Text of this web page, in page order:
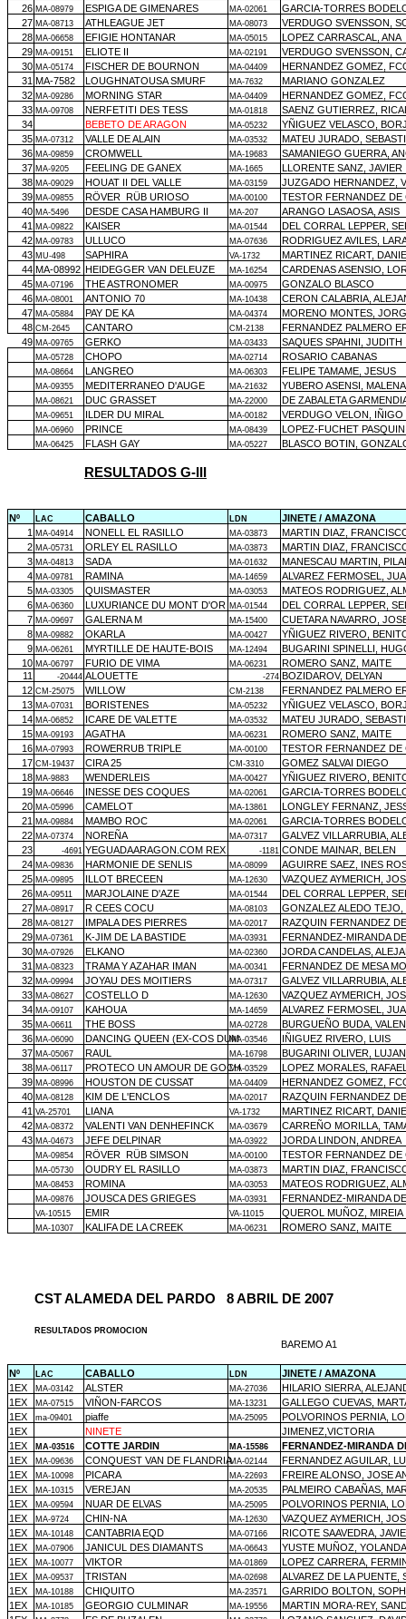
26 MA-08979 ESPIGA DE GIMENARES MA-02061
GARCIA-TORRES
27 MA-08713 ATHLEAGUE JET MA-08073
VERDUGO SVENSSON,
28 MA-06658 EFIGIE HONTANAR MA-05015
LOPEZ CARRASCAL, ANA
29 MA-09151 ELIOTE II MA-02191
VERDUGO SVENSSON,
30 MA-05174 FISCHER DE BOURNON MA-04409
HERNANDEZ GOMEZ,
31 MA-7582 LOUGHNATOUSA SMURF MA-7632
MARIANO GONZALEZ
32 MA-09286 MORNING STAR MA-04409
HERNANDEZ GOMEZ,
33 MA-09708 NERFETITI DES TESS MA-01818
SAENZ GUTIERREZ,
34
BEBETO DE ARAGON MA-05232
YÑIGUEZ VELASCO,
35 MA-07312 VALLE DE ALAIN MA-03532
MATEU JURADO,
36 MA-09859 CROMWELL MA-19683
SAMANIEGO GUERRA,
37 MA-9205 FEELING DE GANEX MA-1665
LLORENTE SANZ, JAVIER
38 MA-09029 HOUAT II DEL VALLE MA-03159
JUZGADO HERNANDEZ,
39 MA-09855 RÖVER RÜB URIOSO MA-00100
TESTOR FERNANDEZ DE
40 MA-5496 DESDE CASA HAMBURG II MA-207
ARANGO LASAOSA, ASIS
41 MA-09822 KAISER MA-01544
DEL CORRAL LEPPER,
42 MA-09783 ULLUCO MA-07636
RODRIGUEZ AVILES,
43 MU-498 SAPHIRA VA-1732
MARTINEZ RICART,
44 MA-08992 HEIDEGGER VAN DELEUZE MA-16254
CARDENAS ASENSIO,
45 MA-07196 THE ASTRONOMER MA-00975
GONZALO BLASCO
46 MA-08001 ANTONIO 70 MA-10438
CERON CALABRIA,
47 MA-05884 PAY DE KA MA-04374
MORENO MONTES,
48 CM-2645 CANTARO CM-2138
FERNANDEZ PALMERO
49 MA-09765 GERKO MA-03433 SAQUES SPAHNI, JUDITH
MA-05728 CHOPO MA-02714 ROSARIO CABANAS
MA-08664 LANGREO MA-06303 FELIPE TAMAME, JESUS
MA-09355 MEDITERRANEO D'AUGE MA-21632 YUBERO ASENSI, MALENA
MA-08621 DUC GRASSET MA-22000 DE ZABALETA
MA-09651 ILDER DU MIRAL MA-00182 VERDUGO VELON, IÑIGO
MA-06960 PRINCE MA-08439 LOPEZ-FUCHET
MA-06425 FLASH GAY MA-05227 BLASCO BOTIN,
RESULTADOS G-III
Nº LAC CABALLO LDN
JINETE / AMAZONA
1 MA-04914 NONELL EL RASILLO MA-03873
MARTIN DIAZ,
2 MA-05731 ORLEY EL RASILLO MA-03873
MARTIN DIAZ,
3 MA-04813 SADA MA-01632
MANESCAU MARTIN,
4 MA-09781 RAMINA MA-14659
ALVAREZ FERMOSEL,
5 MA-03305 QUISMASTER MA-03053
MATEOS RODRIGUEZ,
6 MA-06360 LUXURIANCE DU MONT D'OR MA-01544
DEL CORRAL LEPPER,
7 MA-09697 GALERNA M MA-15400
CUETARA NAVARRO,
8 MA-09882 OKARLA MA-00427
YÑIGUEZ RIVERO,
9 MA-06261 MYRTILLE DE HAUTE-BOIS MA-12494
BUGARINI SPINELLI,
10 MA-06797 FURIO DE VIMA MA-06231
ROMERO SANZ, MAITE
11
-20444 ALOUETTE -274 BOZIDAROV, DELYAN
12 CM-25075 WILLOW CM-2138
FERNANDEZ PALMERO
13 MA-07031 BORISTENES MA-05232
YÑIGUEZ VELASCO,
14 MA-06852 ICARE DE VALETTE MA-03532
MATEU JURADO,
15 MA-09193 AGATHA MA-06231
ROMERO SANZ, MAITE
16 MA-07993 ROWERRUB TRIPLE MA-00100
TESTOR FERNANDEZ DE
17 CM-19437 CIRA 25 CM-3310
GOMEZ SALVAI DIEGO
18 MA-9883 WENDERLEIS MA-00427
YÑIGUEZ RIVERO,
19 MA-06646 INESSE DES COQUES MA-02061
GARCIA-TORRES
20 MA-05996 CAMELOT MA-13861
LONGLEY FERNANZ,
21 MA-09884 MAMBO ROC MA-02061
GARCIA-TORRES
22 MA-07374 NOREÑA MA-07317
GALVEZ VILLARRUBIA,
23
-4691 YEGUADAARAGON.COM REX -1181 CONDE MAINAR, BELEN
24 MA-09836 HARMONIE DE SENLIS MA-08099
AGUIRRE SAEZ, INES
25 MA-09895 ILLOT BRECEEN MA-12630
VAZQUEZ AYMERICH,
26 MA-09511 MARJOLAINE D'AZE MA-01544
DEL CORRAL LEPPER,
27 MA-08917 R CEES COCU MA-08103
GONZALEZ ALEDO TEJO,
28 MA-08127 IMPALA DES PIERRES MA-02017
RAZQUIN FERNANDEZ
29 MA-07361 K-JIM DE LA BASTIDE MA-03931
FERNANDEZ-MIRANDA
30 MA-07926 ELKANO MA-02360
JORDA CANDELAS,
31 MA-08323 TRAMA Y AZAHAR IMAN MA-00341
FERNANDEZ DE MESA
32 MA-09994 JOYAU DES MOITIERS MA-07317
GALVEZ VILLARRUBIA,
33 MA-08627 COSTELLO D MA-12630
VAZQUEZ AYMERICH,
34 MA-09107 KAHOUA MA-14659
ALVAREZ FERMOSEL,
35 MA-06611 THE BOSS MA-02728
BURGUEÑO BUDA,
36 MA-06090 DANCING QUEEN (EX-COS DUMMA-03546
IÑIGUEZ RIVERO, LUIS
37 MA-05067 RAUL MA-16798
BUGARINI OLIVER, LUJAN
38 MA-06117 PROTECO UN AMOUR DE GOCHMA-03529
LOPEZ MORALES,
39 MA-08996 HOUSTON DE CUSSAT MA-04409
HERNANDEZ GOMEZ,
40 MA-08128 KIM DE L'ENCLOS MA-02017
RAZQUIN FERNANDEZ
41 VA-25701 LIANA VA-1732
MARTINEZ RICART,
42 MA-08372 VALENTI VAN DENHEFINCK MA-03679
CARREÑO MORILLA,
43 MA-04673 JEFE DELPINAR MA-03922 JORDA LINDON, ANDREA
MA-09854 RÖVER RÜB SIMSON MA-00100 TESTOR FERNANDEZ DE
MA-05730 OUDRY EL RASILLO MA-03873 MARTIN DIAZ,
MA-08453 ROMINA MA-03053 MATEOS RODRIGUEZ,
MA-09876 JOUSCA DES GRIEGES MA-03931 FERNANDEZ-MIRANDA
VA-10515 EMIR VA-11015 QUEROL MUÑOZ, MIREIA
MA-10307 KALIFA DE LA CREEK MA-06231 ROMERO SANZ, MAITE
CST ALAMEDA DEL PARDO 8 ABRIL DE 2007
RESULTADOS PROMOCION
BAREMO A1
Nº LAC CABALLO LDN
JINETE / AMAZONA
1EX
MA-03142 ALSTER MA-27036
HILARIO SIERRA,
1EX
MA-07515 VIÑON-FARCOS MA-13231
GALLEGO CUEVAS,
1EX
ma-09401 piaffe MA-25095
POLVORINOS PERNIA,
1EX
NINETE
JIMENEZ,VICTORIA
1EX
MA-03516 COTTE JARDIN MA-15586
FERNANDEZ-MIRANDA
1EX
MA-09636 CONQUEST VAN DE FLANDRIAMA-02144
FERNANDEZ AGUILAR,
1EX
MA-10098 PICARA MA-22693
FREIRE ALONSO, JOSE
1EX
MA-10315 VEREJAN MA-20535
PALMEIRO CABAÑAS,
1EX
MA-09594 NUAR DE ELVAS MA-25095
POLVORINOS PERNIA,
1EX
MA-9724 CHIN-NA MA-12630
VAZQUEZ AYMERICH,
1EX
MA-10148 CANTABRIA EQD MA-07166
RICOTE SAAVEDRA,
1EX
MA-07906 JANICUL DES DIAMANTS MA-06643
YUSTE MUÑOZ, YOLANDA
1EX
MA-10077 VIKTOR MA-01869
LOPEZ CARRERA,
1EX
MA-09537 TRISTAN MA-02698
ALVAREZ DE LA PUENTE,
1EX
MA-10188 CHIQUITO MA-23571
GARRIDO BOLTON,
1EX
MA-10185 GEORGIO CULMINAR MA-19556
MARTIN MORA-REY,